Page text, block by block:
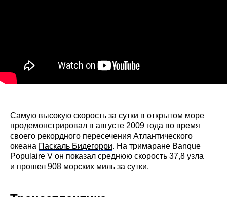
Самую высокую скорость за сутки в открытом море
продемонстрировал в августе 2009 года во время
своего рекордного пересечения Атлантического
океана Паскаль Бидегорри. На тримаране Banque
Populaire V он показал среднюю скорость 37,8 узла
и прошел 908 морских миль за сутки.